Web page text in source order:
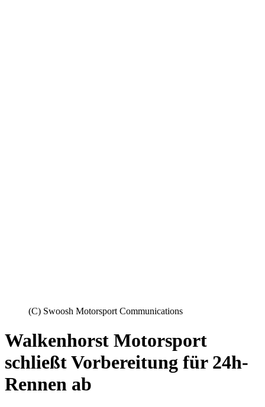
(C) Swoosh Motorsport Communications
Walkenhorst Motorsport
schließt Vorbereitung für 24h-
Rennen ab